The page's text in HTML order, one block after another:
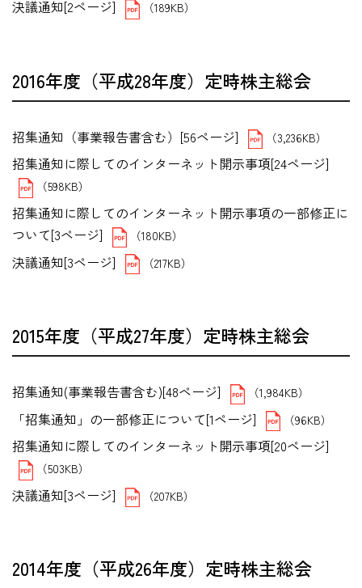
決議通知[2ページ] （189KB）
2016年度（平成28年度）定時株主総会
招集通知（事業報告書含む）[56ページ] （3,236KB）
招集通知に際してのインターネット開示事項[24ページ]
（598KB）
招集通知に際してのインターネット開示事項の一部修正に
ついて[3ページ]
（180KB）
決議通知[3ページ] （217KB）
2015年度（平成27年度）定時株主総会
招集通知(事業報告書含む)[48ページ] （1,984KB）
「招集通知」の一部修正について[1ページ] （96KB）
招集通知に際してのインターネット開示事項[20ページ]
（503KB）
決議通知[3ページ] （207KB）
2014年度（平成26年度）定時株主総会